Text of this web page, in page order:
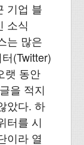
기업 블
소식
는 많은
(Twitter)
랫 동안
을 적지
았다. 하
터를 시
이라 열